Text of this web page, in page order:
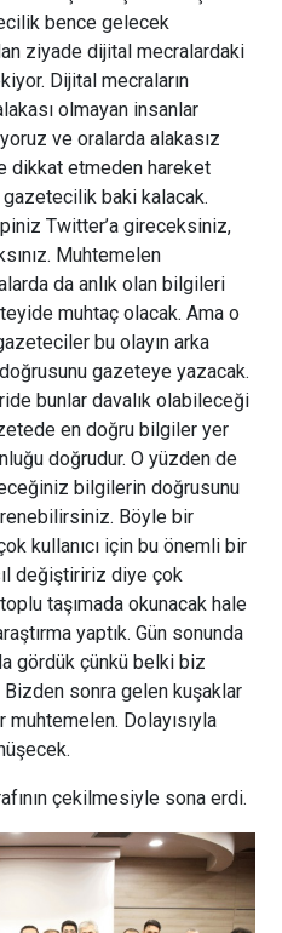
bence gelecek
ziyade dijital mecralardaki
Dijital mecraların
olmayan insanlar
ve oralarda alakasız
dikkat etmeden hareket
baki kalacak.
Twitter’a gireceksiniz,
Muhtemelen
da anlık olan bilgileri
muhtaç olacak. Ama o
bu olayın arka
doğrusunu gazeteye yazacak.
bunlar davalık olabileceği
en doğru bilgiler yer
doğrudur. O yüzden de
bilgilerin doğrusunu
Böyle bir
kullanıcı için bu önemli bir
değiştiririz diye çok
taşımada okunacak hale
yaptık. Gün sonunda
gördük çünkü belki biz
sonra gelen kuşaklar
muhtemelen. Dolayısıyla
çekilmesiyle sona erdi.